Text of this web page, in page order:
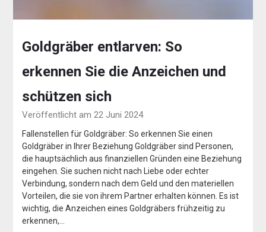
Goldgräber entlarven: So
erkennen Sie die Anzeichen und
schützen sich
Veröffentlicht am 22 Juni 2024
Fallenstellen für Goldgräber: So erkennen Sie einen
Goldgräber in Ihrer Beziehung Goldgräber sind Personen,
die hauptsächlich aus finanziellen Gründen eine Beziehung
eingehen. Sie suchen nicht nach Liebe oder echter
Verbindung, sondern nach dem Geld und den materiellen
Vorteilen, die sie von ihrem Partner erhalten können. Es ist
wichtig, die Anzeichen eines Goldgräbers frühzeitig zu
erkennen,…